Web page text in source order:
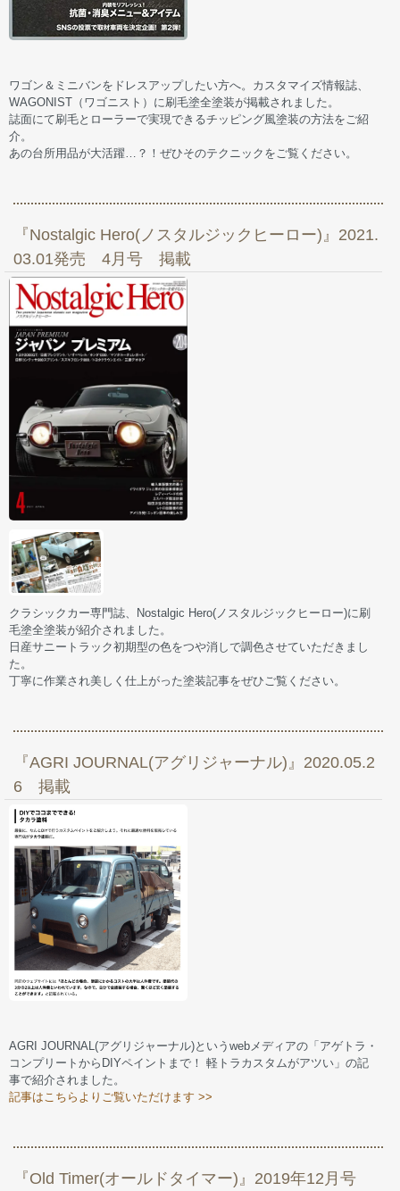
ワゴン＆ミニバンをドレスアップしたい方へ。カスタマイズ情報誌、
WAGONIST（ワゴニスト）に刷毛塗全塗装が掲載されました。
誌面にて刷毛とローラーで実現できるチッピング風塗装の方法をご紹
介。
あの台所用品が大活躍…？！ぜひそのテクニックをご覧ください。
『Nostalgic Hero(ノスタルジックヒーロー)』2021.
03.01発売 4月号 掲載
クラシックカー専門誌、Nostalgic Hero(ノスタルジックヒーロー)に刷
毛塗全塗装が紹介されました。
日産サニートラック初期型の色をつや消しで調色させていただきまし
た。
丁寧に作業され美しく仕上がった塗装記事をぜひご覧ください。
『AGRI JOURNAL(アグリジャーナル)』2020.05.2
6 掲載
AGRI JOURNAL(アグリジャーナル)というwebメディアの「アゲトラ・
コンプリートからDIYペイントまで！ 軽トラカスタムがアツい」の記
事で紹介されました。
記事はこちらよりご覧いただけます >>
『Old Timer(オールドタイマー)』2019年12月号